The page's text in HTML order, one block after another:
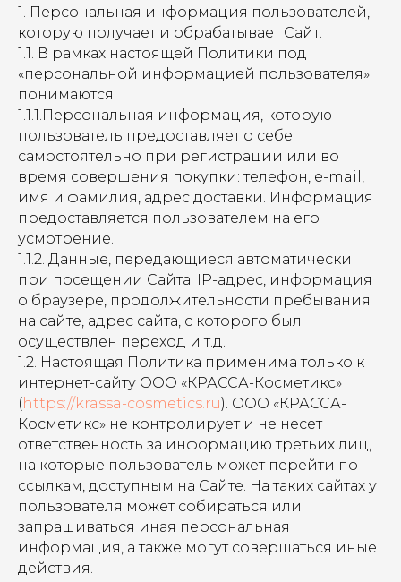
1. Персональная информация пользователей,
которую получает и обрабатывает Сайт.
1.1. В рамках настоящей Политики под
«персональной информацией пользователя»
понимаются:
1.1.1.Персональная информация, которую
пользователь предоставляет о себе
самостоятельно при регистрации или во
время совершения покупки: телефон, e-mail,
имя и фамилия, адрес доставки. Информация
предоставляется пользователем на его
усмотрение.
1.1.2. Данные, передающиеся автоматически
при посещении Сайта: IP-адрес, информация
о браузере, продолжительности пребывания
на сайте, адрес сайта, с которого был
осуществлен переход и т.д.
1.2. Настоящая Политика применима только к
интернет-сайту ООО «КРАССА-Косметикс»
(https://krassa-cosmetics.ru). ООО «КРАССА-
Косметикс» не контролирует и не несет
ответственность за информацию третьих лиц,
на которые пользователь может перейти по
ссылкам, доступным на Сайте. На таких сайтах у
пользователя может собираться или
запрашиваться иная персональная
информация, а также могут совершаться иные
действия.